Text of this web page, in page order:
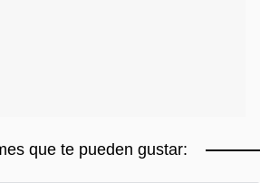
que te pueden gustar: